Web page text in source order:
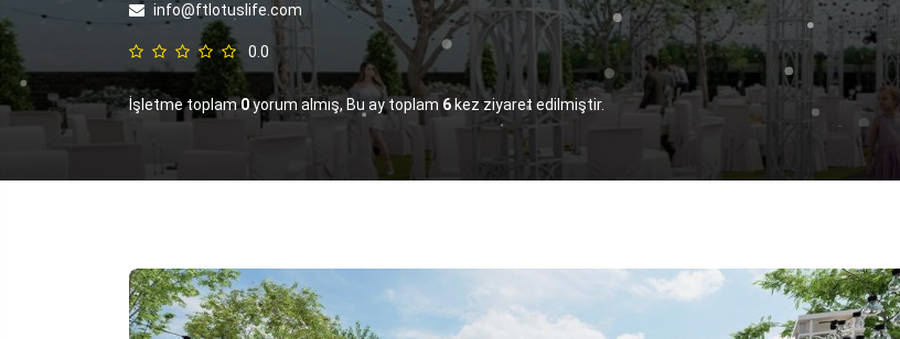
info@ftlotuslife.com
0.0
İşletme toplam0yorum almış, Bu ay toplam 6kez ziyaret edilmiştir.